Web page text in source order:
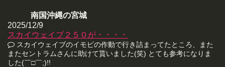
南国沖縄の宮城
2025/12/9
スカイウェイブ２５０が・・・・
スカイウェイブのイモビの作動で行き詰まってたところ、また
またセントラムさんに助けて貰いました(笑) とても参考になりま
した(￣□￣;)!!